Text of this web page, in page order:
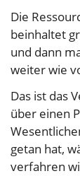
Die
beinhaltet
und dann
weiter wie
Das ist das
über einen
getan hat,
verfahren